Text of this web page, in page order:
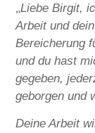
„Liebe Birgit,
Arbeit und
Bereicherung
und du hast
gegeben,
geborgen und
Deine Arbeit